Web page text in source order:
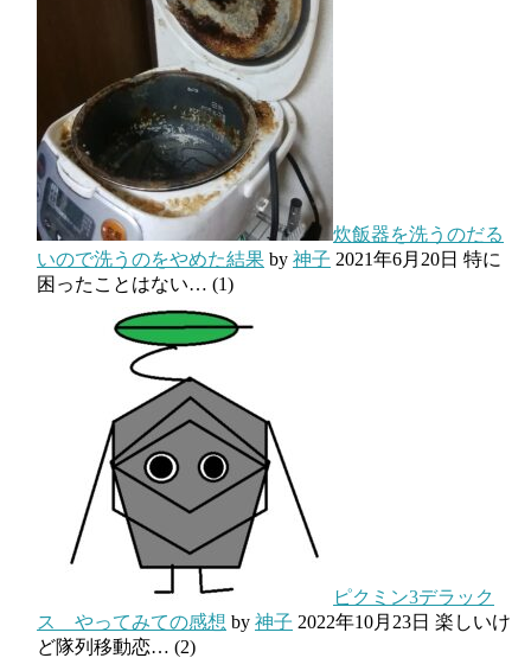
炊飯器を洗うのだる
いので洗うのをやめた結果 by 神子 2021年6月20日 特に
困ったことはない… (1)
ピクミン3デラック
ス やってみての感想 by 神子 2022年10月23日 楽しいけ
ど隊列移動恋… (2)